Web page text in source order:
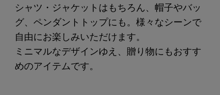
シャツ・ジャケットはもちろん、帽子やバッ
グ、ペンダントトップにも。様々なシーンで
自由にお楽しみいただけます。
ミニマルなデザインゆえ、贈り物にもおすす
めのアイテムです。